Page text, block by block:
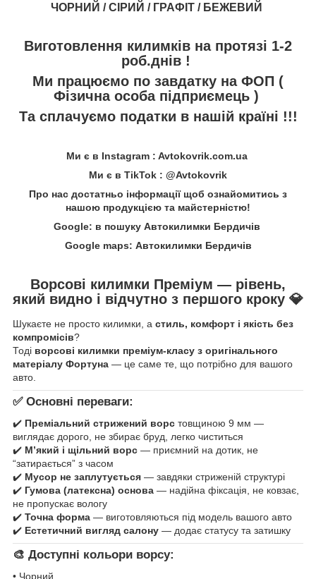
ЧОРНИЙ / СІРИЙ / ГРАФІТ / БЕЖЕВИЙ
Виготовлення килимків на протязі 1-2
роб.днів !
Ми працюємо по завдатку на ФОП (
Фізична особа підприємець )
Та сплачуємо податки в нашій країні !!!
Ми є в Instagram : Avtokovrik.com.ua
Ми є в TikTok : @Avtokovrik
Про нас достатньо інформації щоб ознайомитись з
нашою продукцією та майстерністю!
Google: в пошуку Автокилимки Бердичів
Google maps: Автокилимки Бердичів
Ворсові килимки Преміум — рівень,
який видно і відчутно з першого кроку 💎
Шукаєте не просто килимки, а стиль, комфорт і якість без
компромісів?
Тоді ворсові килимки преміум-класу з оригінального
матеріалу Фортуна — це саме те, що потрібно для вашого
авто.
✅ Основні переваги:
✔️ Преміальний стрижений ворс товщиною 9 мм —
виглядає дорого, не збирає бруд, легко чиститься
✔️ М’який і щільний ворс — приємний на дотик, не
“затирається” з часом
✔️ Мусор не заплутується — завдяки стриженій структурі
✔️ Гумова (латексна) основа — надійна фіксація, не ковзає,
не пропускає вологу
✔️ Точна форма — виготовляються під модель вашого авто
✔️ Естетичний вигляд салону — додає статусу та затишку
🎨 Доступні кольори ворсу:
• Чорний